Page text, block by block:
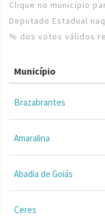
Clique no município
Deputado Estadual
% dos votos válidos
Município
Brazabrantes
Amaralina
Abadia de Goiás
Ceres